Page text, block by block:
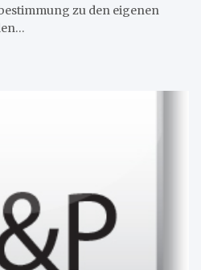
zu den eigenen